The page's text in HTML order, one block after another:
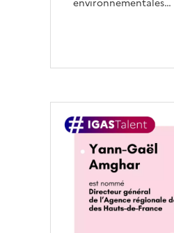
environnementales…